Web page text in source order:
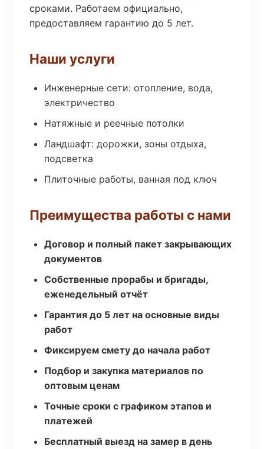
сроками. Работаем официально,
предоставляем гарантию до 5 лет.
Наши услуги
Инженерные сети: отопление, вода,
электричество
Натяжные и реечные потолки
Ландшафт: дорожки, зоны отдыха,
подсветка
Плиточные работы, ванная под ключ
Преимущества работы с нами
Договор и полный пакет закрывающих
документов
Собственные прорабы и бригады,
еженедельный отчёт
Гарантия до 5 лет на основные виды
работ
Фиксируем смету до начала работ
Подбор и закупка материалов по
оптовым ценам
Точные сроки с графиком этапов и
платежей
Бесплатный выезд на замер в день